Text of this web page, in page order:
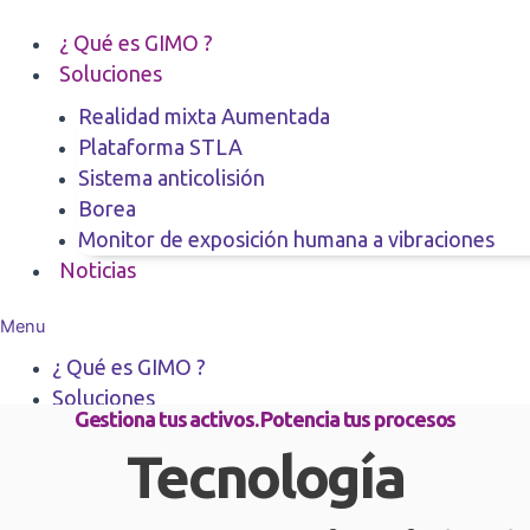
contenido
¿ Qué es GIMO ?
Soluciones
Realidad mixta Aumentada
Plataforma STLA
Sistema anticolisión
Borea
Monitor de exposición humana a vibraciones
Noticias
Menu
¿ Qué es GIMO ?
Soluciones
Realidad mixta Aumentada
Plataforma STLA
Sistema anticolisión
Gestiona tus activos. Potencia tus procesos
Tecnología